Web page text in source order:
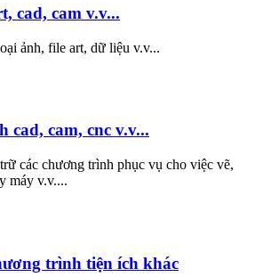
cad, cam v.v...
ảnh, file art, dữ liệu v.v...
cad, cam, cnc v.v...
các chương trình phục vụ cho việc vẽ,
máy v.v....
trình tiện ích khác